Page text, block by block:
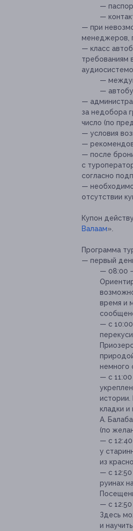
—
—
— при
менеджеров,
— класс
требованиям
—
—
—
за недобора
число (по
— условия
—
— после
с
согласно
—
отсутствии
Купон
Валаам».
Программа
— первый
— 08:00
время и
— с
немного
— с
кладки
А.
(по
— с
у
из
— с
руинах
— с
Здесь
и